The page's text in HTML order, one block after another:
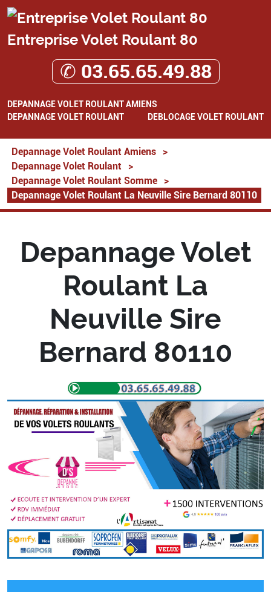
Entreprise Volet Roulant 80
✆ 03.65.65.49.88
DEPANNAGE VOLET ROULANT AMIENS
DEPANNAGE VOLET ROULANT
DEBLOCAGE VOLET ROULANT
Depannage Volet Roulant Amiens
>
Depannage Volet Roulant
>
Depannage Volet Roulant Somme
>
Depannage Volet Roulant La Neuville Sire Bernard 80110
Depannage Volet
Roulant La
Neuville Sire
Bernard 80110